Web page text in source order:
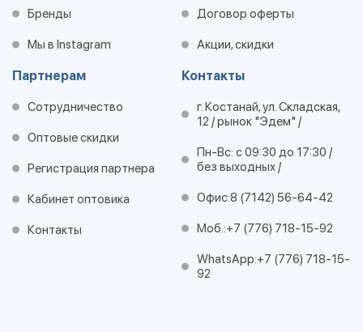
Бренды
Мы в Instagram
Договор оферты
Акции, скидки
Партнерам
Сотрудничество
Оптовые скидки
Регистрация партнера
Кабинет оптовика
Контакты
Контакты
г. Костанай, ул. Складская,
12 / рынок "Эдем" /
Пн-Вс: с 09:30 до 17:30 /
без выходных /
Офис:8 (7142) 56-64-42
Моб.:+7 (776) 718-15-92
WhatsApp:+7 (776) 718-15-
92